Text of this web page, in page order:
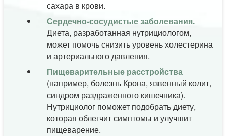
сахара в крови.
Сердечно-сосудистые заболевания.
Диета, разработанная нутрициологом,
может помочь снизить уровень холестерина
и артериального давления.
Пищеварительные расстройства
(например, болезнь Крона, язвенный колит,
синдром раздраженного кишечника).
Нутрициолог поможет подобрать диету,
которая облегчит симптомы и улучшит
пищеварение.